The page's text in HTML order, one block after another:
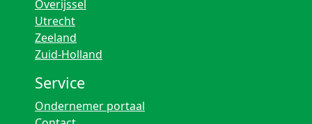
Overijssel
Utrecht
Zeeland
Zuid-Holland
Service
Ondernemer portaal